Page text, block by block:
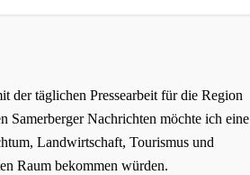
der täglichen Pressearbeit für die Region
Samerberger Nachrichten möchte ich eine
Landwirtschaft, Tourismus und
Raum bekommen würden.